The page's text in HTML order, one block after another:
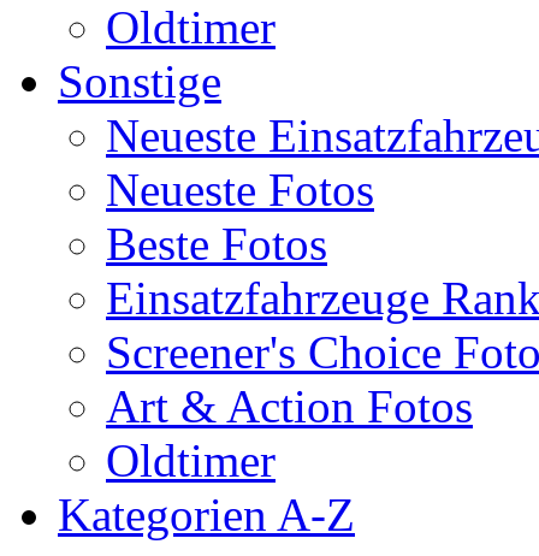
Oldtimer
Sonstige
Neueste
Neueste Fotos
Beste Fotos
Einsatzfahrzeuge
Screener's Choice
Art & Action Fotos
Oldtimer
Kategorien A-Z